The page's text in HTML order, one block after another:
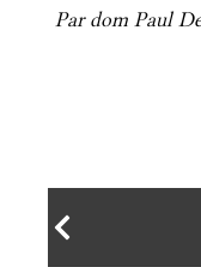
Par dom Paul